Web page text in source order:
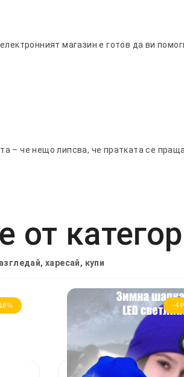
магазин е готов да ви
– че нещо липсва, че пратката се
харесай, купи
-